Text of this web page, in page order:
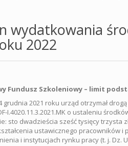
wydatkowania
2022
Fundusz Szkoleniowy – limit
grudnia 2021 roku urząd otrzymał
I.4020.11.3.2021.MK o ustaleniu
sto dwadzieścia sześć tysięcy trzysta
ustawicznego pracowników
i instytucjach rynku pracy (t. j. Dz.